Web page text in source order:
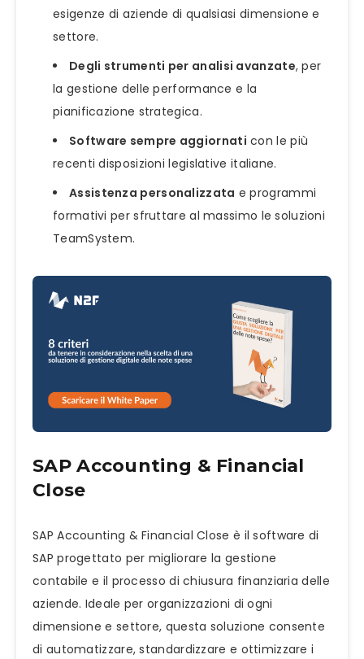
esigenze di aziende di qualsiasi dimensione e
settore.
Degli strumenti per analisi avanzate, per
la gestione delle performance e la
pianificazione strategica.
Software sempre aggiornati con le più
recenti disposizioni legislative italiane.
Assistenza personalizzata e programmi
formativi per sfruttare al massimo le soluzioni
TeamSystem.
SAP Accounting & Financial
Close
SAP Accounting & Financial Close è il software di
SAP progettato per migliorare la gestione
contabile e il processo di chiusura finanziaria delle
aziende. Ideale per organizzazioni di ogni
dimensione e settore, questa soluzione consente
di automatizzare, standardizzare e ottimizzare i